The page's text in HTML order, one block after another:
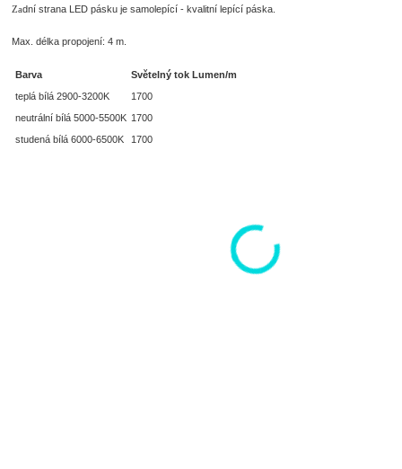
Zadní strana LED pásku je samolepící - kvalitní lepící páska.
Max. délka propojení: 4 m.
Barva
Světelný tok Lumen/m
teplá bílá 2900-3200K
1700
neutrální bílá 5000-5500K 1700
studená bílá 6000-6500K
1700